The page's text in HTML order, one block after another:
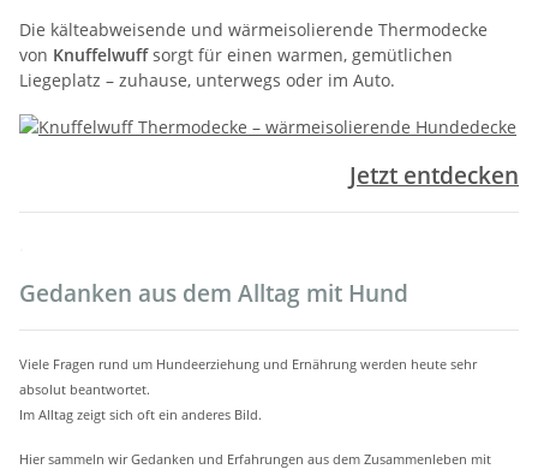
Die kälteabweisende und wärmeisolierende Thermodecke
von Knuffelwuffsorgt für einen warmen, gemütlichen
Liegeplatz – zuhause, unterwegs oder im Auto.
Jetzt entdecken
Gedanken aus dem Alltag mit Hund
Viele Fragen rund um Hundeerziehung und Ernährung werden heute sehr
absolut beantwortet.
Im Alltag zeigt sich oft ein anderes Bild.
Hier sammeln wir Gedanken und Erfahrungen aus dem Zusammenleben mit